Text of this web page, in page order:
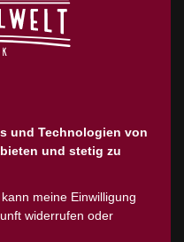
und Technologien von
und stetig zu
meine Einwilligung
widerrufen oder